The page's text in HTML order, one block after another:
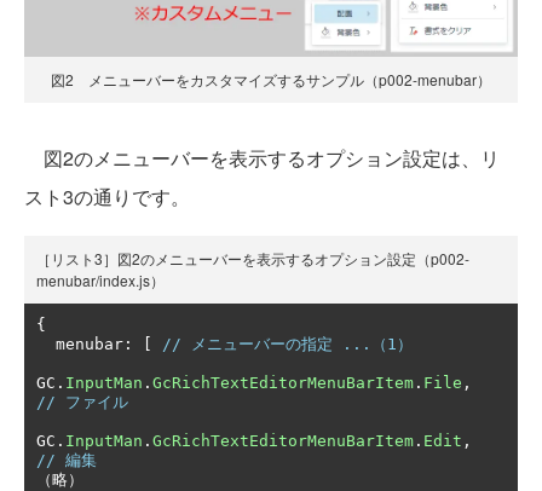
図2 メニューバーをカスタマイズするサンプル（p002-menubar）
図2のメニューバーを表示するオプション設定は、リ
スト3の通りです。
［リスト3］図2のメニューバーを表示するオプション設定（p002-
menubar/index.js）
{
  menubar
: // メニューバーの指定 ...（1）
GC . InputMan . GcRichTextEditorMenuBarItem . File ,
// ファイル
GC . InputMan . GcRichTextEditorMenuBarItem . Edit ,
// 編集
（略）